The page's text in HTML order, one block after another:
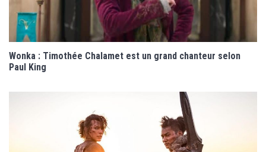
Wonka : Timothée Chalamet est un grand chanteur selon
Paul King